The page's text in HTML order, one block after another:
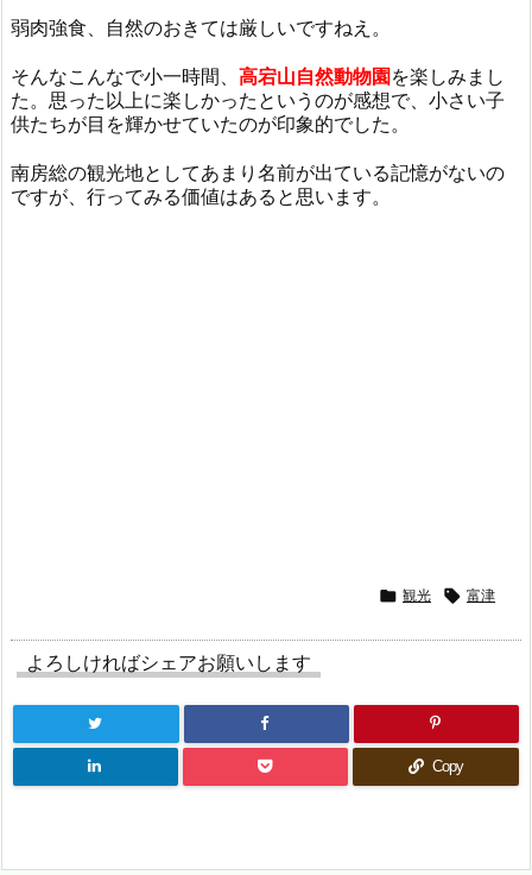
弱肉強食、自然のおきては厳しいですねえ。
そんなこんなで小一時間、 高宕山自然動物園 を楽しみまし
た。思った以上に楽しかったというのが感想で、小さい子
供たちが目を輝かせていたのが印象的でした。
南房総の観光地としてあまり名前が出ている記憶がないの
ですが、行ってみる価値はあると思います。
 観光  富津
よろしければシェアお願いします
Copy